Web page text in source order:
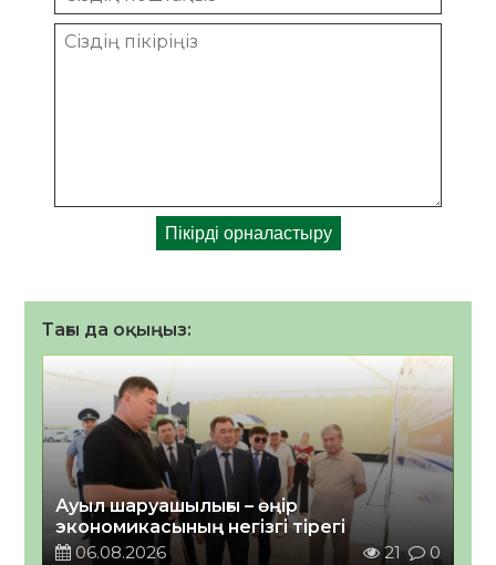
Тағы да оқыңыз:
Ауыл шаруашылығы – өңір
экономикасының негізгі тірегі
06.08.2026
21 0